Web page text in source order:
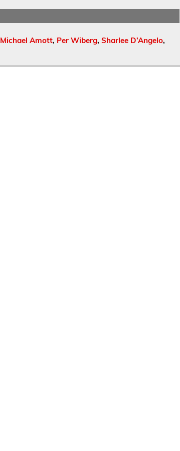
Michael Amott, Per Wiberg, Sharlee D’Angelo,